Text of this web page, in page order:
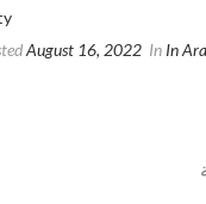
August 16, 2022 In